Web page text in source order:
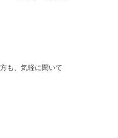
も、気軽に聞いて